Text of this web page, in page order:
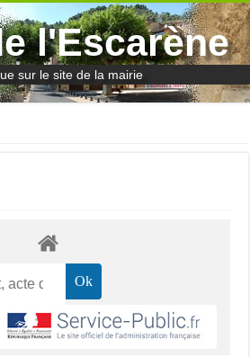
l'Escarène
sur le site de la mairie